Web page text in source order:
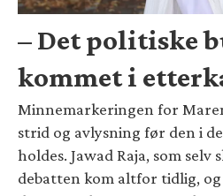
– Det politiske
kommet i
Minnemarkeringen for
strid og avlysning før den i
holdes. Jawad Raja, som
debatten kom altfor tidlig,